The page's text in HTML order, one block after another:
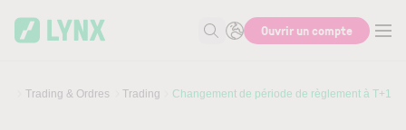
RechercheOuvrir un compte
Trading & Ordres Trading Changement de période de règlement à T+1